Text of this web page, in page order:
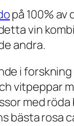
på 100% av
vin
andra.
i
vitpeppar
med
bästa rosa